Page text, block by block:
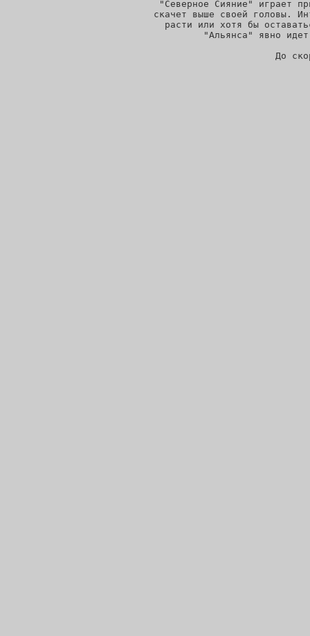
"Северное Сияние" играет
скачет выше своей головы.
расти или хотя бы
"Альянса" явно